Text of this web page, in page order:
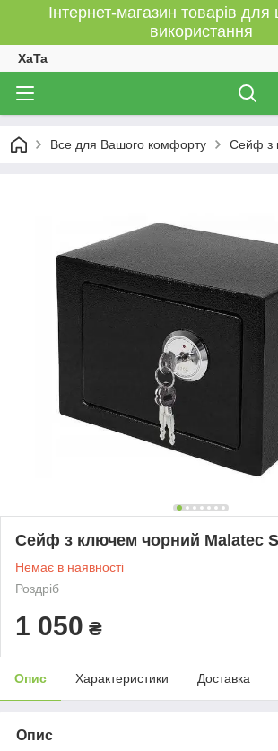
Інтернет-магазин товарів
використання
XaTa
Все для Вашого комфорту Сейф з
Сейф з ключем чорний Malatec
Немає в наявності
Роздріб
1 050 ₴
Опис Характеристики Доставка
Опис